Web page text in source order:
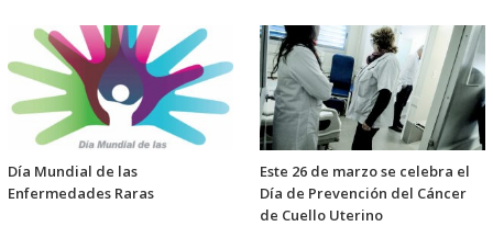
Día Mundial de las
Enfermedades Raras
Este 26 de marzo se celebra el
Día de Prevención del Cáncer
de Cuello Uterino